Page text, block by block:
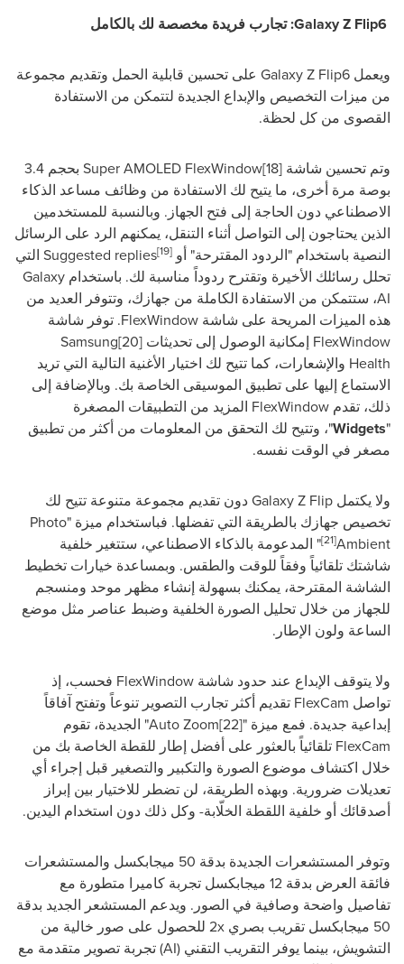
Galaxy Z Flip6: تجارب فريدة مخصصة لك بالكامل
ويعمل Galaxy Z Flip6 على تحسين قابلية الحمل وتقديم مجموعة
من ميزات التخصيص والإبداع الجديدة لتتمكن من الاستفادة
القصوى من كل لحظة.
وتم تحسين شاشة [18]
Super AMOLED FlexWindow
بحجم 3.4
بوصة مرة أخرى، ما يتيح لك الاستفادة من وظائف مساعد الذكاء
الاصطناعي دون الحاجة إلى فتح الجهاز. وبالنسبة للمستخدمين
الذين يحتاجون إلى التواصل أثناء التنقل، يمكنهم الرد على الرسائل
النصية باستخدام "الردود المقترحة" أو
Suggested replies[19]
التي
تحلل رسائلك الأخيرة وتقترح ردوداً مناسبة لك. باستخدام Galaxy
AI، ستتمكن من الاستفادة الكاملة من جهازك، وتتوفر العديد من
هذه الميزات المريحة على شاشة FlexWindow. توفر شاشة
FlexWindow إمكانية الوصول إلى تحديثات [20]
Samsung
Health والإشعارات، كما تتيح لك اختيار الأغنية التالية التي تريد
الاستماع إليها على تطبيق الموسيقى الخاصة بك. وبالإضافة إلى
ذلك، تقدم FlexWindow المزيد من التطبيقات المصغرة
"
Widgets"، وتتيح لك التحقق من المعلومات من أكثر من تطبيق
مصغر في الوقت نفسه.
ولا يكتمل Galaxy Z Flipدون تقديم مجموعة متنوعة تتيح لك
تخصيص جهازك بالطريقة التي تفضلها. فباستخدام ميزة "Photo
[21]Ambient
" المدعومة بالذكاء الاصطناعي، ستتغير خلفية
شاشتك تلقائياً وفقاً للوقت والطقس. وبمساعدة خيارات تخطيط
الشاشة المقترحة، يمكنك بسهولة إنشاء مظهر موحد ومنسجم
للجهاز من خلال تحليل الصورة الخلفية وضبط عناصر مثل موضع
الساعة ولون الإطار.
ولا يتوقف الإبداع عند حدود شاشة FlexWindow فحسب، إذ
تواصل FlexCam تقديم أكثر تجارب التصوير تنوعاً وتفتح آفاقاً
إبداعية جديدة. فمع ميزة "
Auto Zoom[22]
" الجديدة، تقوم
FlexCam تلقائياً بالعثور على أفضل إطار للقطة الخاصة بك من
خلال اكتشاف موضوع الصورة والتكبير والتصغير قبل إجراء أي
تعديلات ضرورية. وبهذه الطريقة، لن تضطر للاختيار بين إبراز
أصدقائك أو خلفية اللقطة الخلّابة- وكل ذلك دون استخدام اليدين.
وتوفر المستشعرات الجديدة بدقة 50 ميجابكسل والمستشعرات
فائقة العرض بدقة 12 ميجابكسل تجربة كاميرا متطورة مع
تفاصيل واضحة وصافية في الصور. ويدعم المستشعر الجديد بدقة
50 ميجابكسل تقريب بصري
2x للحصول على صور خالية من
التشويش، بينما يوفر التقريب التقني (AI) تجربة تصوير متقدمة مع